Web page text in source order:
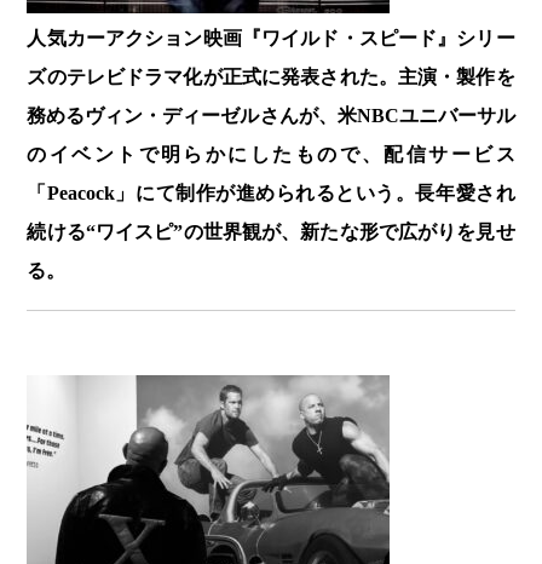
人気カーアクション映画『ワイルド・スピード』シリー
ズのテレビドラマ化が正式に発表された。主演・製作を
務めるヴィン・ディーゼルさんが、米NBCユニバーサル
のイベントで明らかにしたもので、配信サービス
「Peacock」にて制作が進められるという。長年愛され
続ける“ワイスピ”の世界観が、新たな形で広がりを見せ
る。